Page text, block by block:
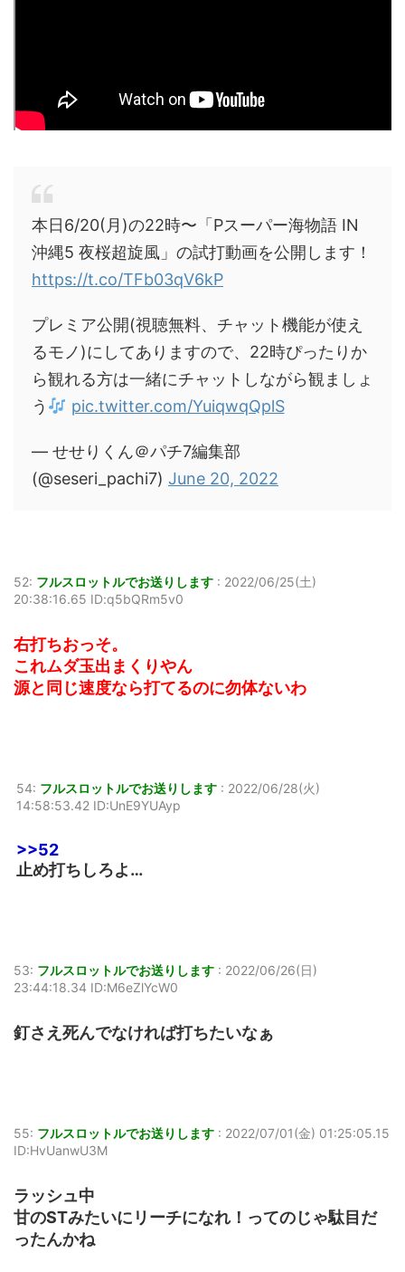
本日6/20(月)の22時〜「Pスーパー海物語 IN
沖縄5 夜桜超旋風」の試打動画を公開します！
https://t.co/TFb03qV6kP
プレミア公開(視聴無料、チャット機能が使え
るモノ)にしてありますので、22時ぴったりか
ら観れる方は一緒にチャットしながら観ましょ
う
pic.twitter.com/YuiqwqQplS
— せせりくん＠パチ7編集部
(@seseri_pachi7) June 20, 2022
52: フルスロットルでお送りします : 2022/06/25(土)
20:38:16.65 ID:q5bQRm5v0
右打ちおっそ。
これムダ玉出まくりやん
源と同じ速度なら打てるのに勿体ないわ
54: フルスロットルでお送りします : 2022/06/28(火)
14:58:53.42 ID:UnE9YUAyp
>>52
止め打ちしろよ…
53: フルスロットルでお送りします : 2022/06/26(日)
23:44:18.34 ID:M6eZlYcW0
釘さえ死んでなければ打ちたいなぁ
55: フルスロットルでお送りします : 2022/07/01(金) 01:25:05.15
ID:HvUanwU3M
ラッシュ中
甘のSTみたいにリーチになれ！ってのじゃ駄目だ
ったんかね